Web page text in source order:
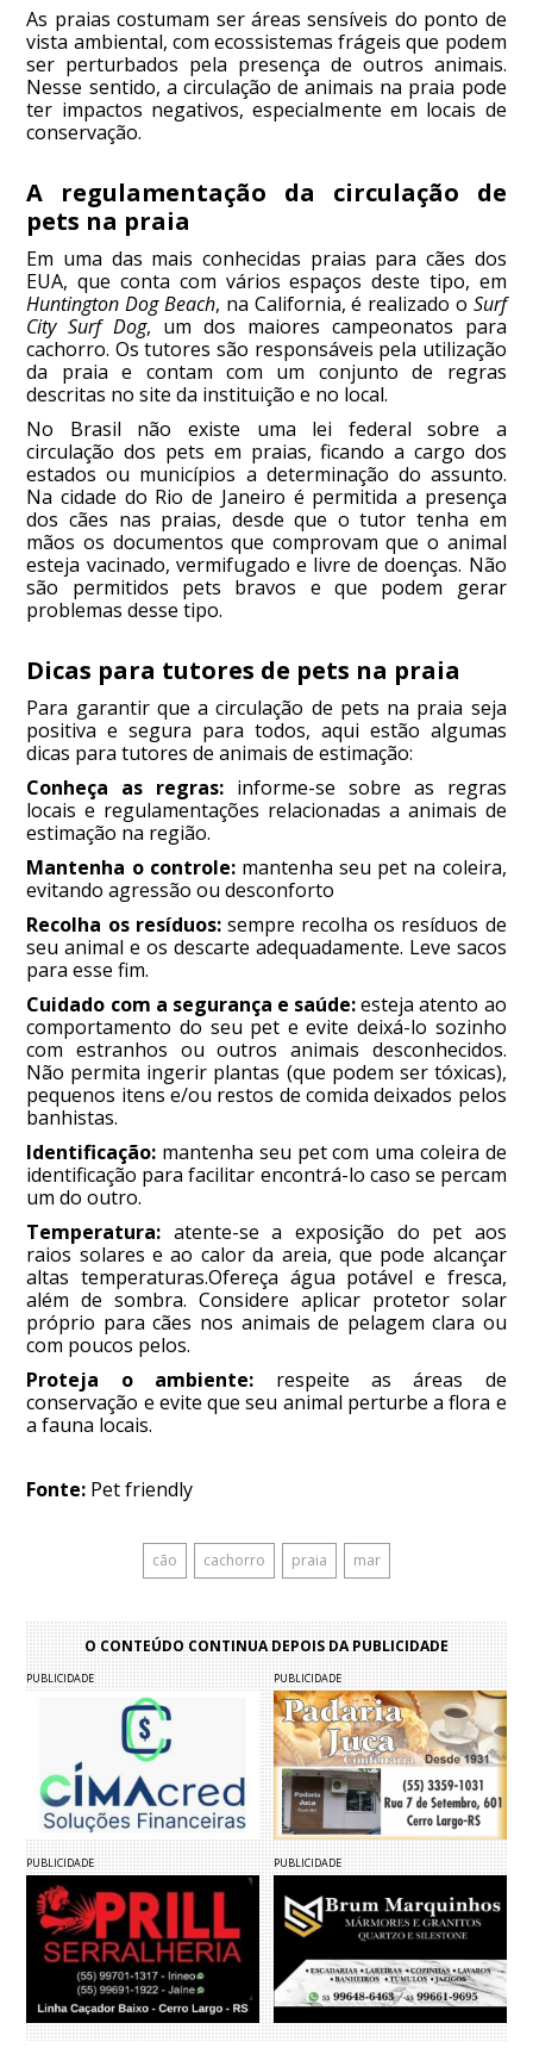
As praias costumam ser áreas sensíveis do ponto de
vista ambiental, com ecossistemas frágeis que podem
ser perturbados pela presença de outros animais.
Nesse sentido, a circulação de animais na praia pode
ter impactos negativos, especialmente em locais de
conservação.
A regulamentação da circulação de
pets na praia
Em uma das mais conhecidas praias para cães dos
EUA, que conta com vários espaços deste tipo, em
Huntington Dog Beach, na California, é realizado o Surf
City Surf Dog, um dos maiores campeonatos para
cachorro. Os tutores são responsáveis pela utilização
da praia e contam com um conjunto de regras
descritas no site da instituição e no local.
No Brasil não existe uma lei federal sobre a
circulação dos pets em praias, ficando a cargo dos
estados ou municípios a determinação do assunto.
Na cidade do Rio de Janeiro é permitida a presença
dos cães nas praias, desde que o tutor tenha em
mãos os documentos que comprovam que o animal
esteja vacinado, vermifugado e livre de doenças. Não
são permitidos pets bravos e que podem gerar
problemas desse tipo.
Dicas para tutores de pets na praia
Para garantir que a circulação de pets na praia seja
positiva e segura para todos, aqui estão algumas
dicas para tutores de animais de estimação:
Conheça as regras: informe-se sobre as regras
locais e regulamentações relacionadas a animais de
estimação na região.
Mantenha o controle:mantenha seu pet na coleira,
evitando agressão ou desconforto
Recolha os resíduos:sempre recolha os resíduos de
seu animal e os descarte adequadamente. Leve sacos
para esse fim.
Cuidado com a segurança e saúde:esteja atento ao
comportamento do seu pet e evite deixá-lo sozinho
com estranhos ou outros animais desconhecidos.
Não permita ingerir plantas (que podem ser tóxicas),
pequenos itens e/ou restos de comida deixados pelos
banhistas.
Identificação: mantenha seu pet com uma coleira de
identificação para facilitar encontrá-lo caso se percam
um do outro.
Temperatura: atente-se a exposição do pet aos
raios solares e ao calor da areia, que pode alcançar
altas temperaturas.Ofereça água potável e fresca,
além de sombra. Considere aplicar protetor solar
próprio para cães nos animais de pelagem clara ou
com poucos pelos.
Proteja o ambiente: respeite as áreas de
conservação e evite que seu animal perturbe a flora e
a fauna locais.
Fonte: Pet friendly
cão cachorro praia mar
O CONTEÚDO CONTINUA DEPOIS DA PUBLICIDADE
PUBLICIDADE PUBLICIDADE
PUBLICIDADE PUBLICIDADE